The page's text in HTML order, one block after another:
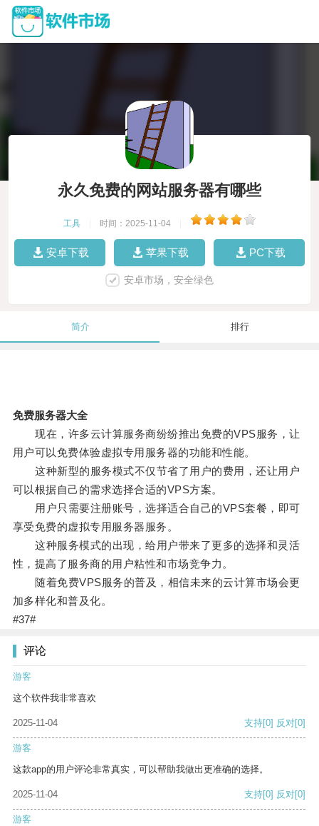
永久免费的网站服务器有哪些
工具 时间：2025-11-04
安卓下载 苹果下载 PC下载
安卓市场，安全绿色
简介 排行
免费服务器大全
现在，许多云计算服务商纷纷推出免费的VPS服务，让
用户可以免费体验虚拟专用服务器的功能和性能。
这种新型的服务模式不仅节省了用户的费用，还让用户
可以根据自己的需求选择合适的VPS方案。
用户只需要注册账号，选择适合自己的VPS套餐，即可
享受免费的虚拟专用服务器服务。
这种服务模式的出现，给用户带来了更多的选择和灵活
性，提高了服务商的用户粘性和市场竞争力。
随着免费VPS服务的普及，相信未来的云计算市场会更
加多样化和普及化。
#37#
评论
游客
这个软件我非常喜欢
2025-11-04 支持[0] 反对[0]
游客
这款app的用户评论非常真实，可以帮助我做出更准确的选择。
2025-11-04 支持[0] 反对[0]
游客